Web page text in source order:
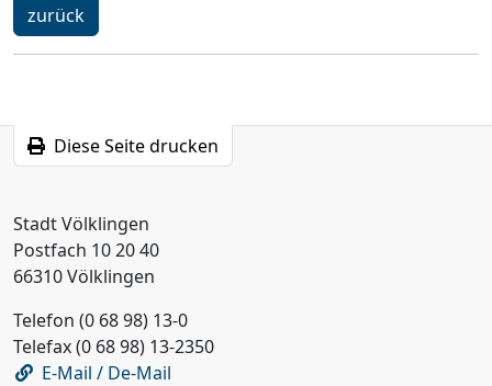
ein
Schritt
zurück
Diese Seite drucken
Stadt Völklingen
Postfach 10 20 40
66310 Völklingen
Telefon (0 68 98) 13-0
Telefax (0 68 98) 13-2350
E-Mail / De-Mail